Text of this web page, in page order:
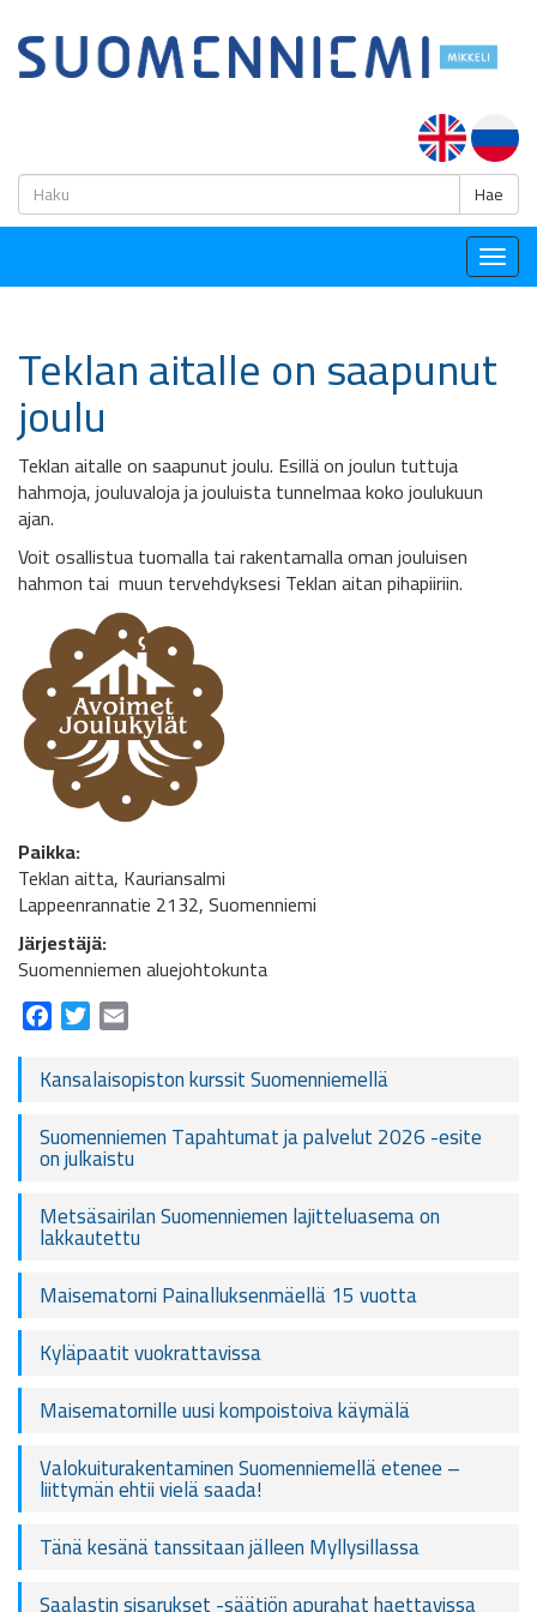
Hae
Teklan aitalle on saapunut
joulu
Teklan aitalle on saapunut joulu. Esillä on joulun tuttuja
hahmoja, jouluvaloja ja jouluista tunnelmaa koko joulukuun
ajan.
Voit osallistua tuomalla tai rakentamalla oman jouluisen
hahmon tai muun tervehdyksesi Teklan aitan pihapiiriin.
Paikka:
Teklan aitta, Kauriansalmi
Lappeenrannatie 2132, Suomenniemi
Järjestäjä:
Suomenniemen aluejohtokunta
Facebook
Twitter
Kansalaisopiston kurssit Suomenniemellä
Suomenniemen Tapahtumat ja palvelut 2026 -esite
on julkaistu
Metsäsairilan Suomenniemen lajitteluasema on
lakkautettu
Maisematorni Painalluksenmäellä 15 vuotta
Kyläpaatit vuokrattavissa
Maisematornille uusi kompoistoiva käymälä
Valokuiturakentaminen Suomenniemellä etenee –
liittymän ehtii vielä saada!
Tänä kesänä tanssitaan jälleen Myllysillassa